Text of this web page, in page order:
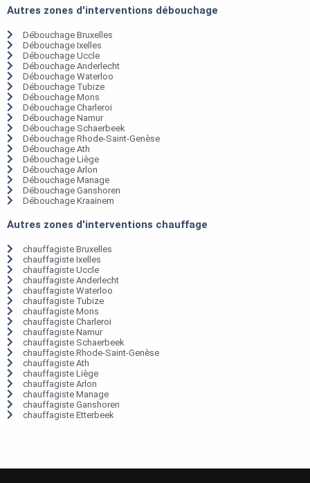
Autres zones d'interventions débouchage
Débouchage Bruxelles
Débouchage Ixelles
Débouchage Uccle
Débouchage Anderlecht
Débouchage Waterloo
Débouchage Tubize
Débouchage Mons
Débouchage Charleroi
Débouchage Namur
Débouchage Schaerbeek
Débouchage Rhode-Saint-Genèse
Débouchage Ath
Débouchage Liège
Débouchage Arlon
Débouchage Manage
Débouchage Ganshoren
Débouchage Kraainem
Autres zones d'interventions chauffage
chauffagiste Bruxelles
chauffagiste Ixelles
chauffagiste Uccle
chauffagiste Anderlecht
chauffagiste Waterloo
chauffagiste Tubize
chauffagiste Mons
chauffagiste Charleroi
chauffagiste Namur
chauffagiste Schaerbeek
chauffagiste Rhode-Saint-Genèse
chauffagiste Ath
chauffagiste Liège
chauffagiste Arlon
chauffagiste Manage
chauffagiste Ganshoren
chauffagiste Etterbeek